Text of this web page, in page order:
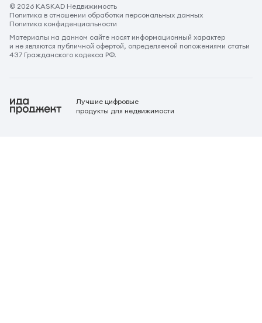
© 2026 KASKAD Недвижимость
Политика в отношении обработки персональных данных
Политика конфиденциальности
Материалы на данном сайте носят информационный характер
и не являются публичной офертой, определяемой положениями статьи
437 Гражданского кодекса РФ.
Лучшие цифровые
продукты для недвижимости